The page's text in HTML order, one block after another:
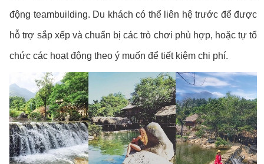
động teambuilding. Du khách có thể liên hệ trước để được
hỗ trợ sắp xếp và chuẩn bị các trò chơi phù hợp, hoặc tự tổ
chức các hoạt động theo ý muốn để tiết kiệm chi phí.